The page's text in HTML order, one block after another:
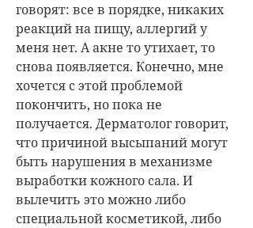
говорят: все в порядке, никаких
реакций на пищу, аллергий у
меня нет. А акне то утихает, то
снова появляется. Конечно, мне
хочется с этой проб­лемой
покончить, но пока не
получается. Дерматолог говорит,
что причиной высыпаний могут
быть нарушения в механизме
выработки кожного сала. И
вылечить это можно либо
специальной косметикой, либо